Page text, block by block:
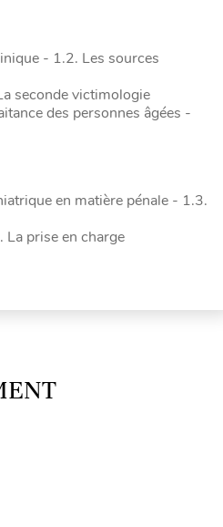
- 1.2. Les sources
seconde victimologie
des personnes âgées -
en matière pénale - 1.3.
prise en charge